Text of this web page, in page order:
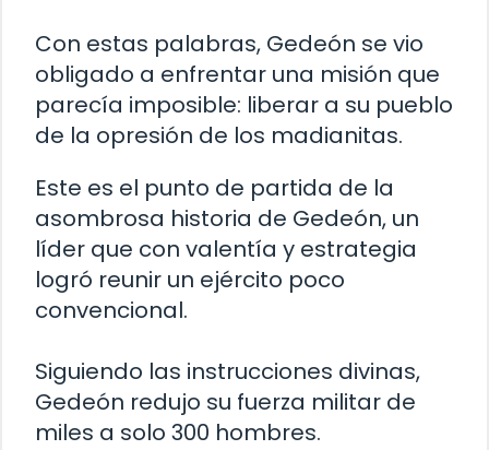
Con estas palabras, Gedeón se vio
obligado a enfrentar una misión que
parecía imposible: liberar a su pueblo
de la opresión de los madianitas.
Este es el punto de partida de la
asombrosa historia de Gedeón, un
líder que con valentía y estrategia
logró reunir un ejército poco
convencional.
Siguiendo las instrucciones divinas,
Gedeón redujo su fuerza militar de
miles a solo 300 hombres.